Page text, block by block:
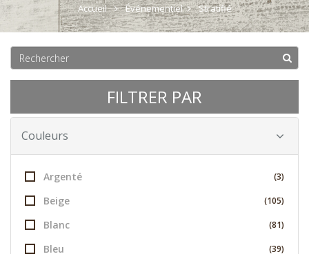
Accueil Événementiel Stratifié
FILTRER PAR
Couleurs
Argenté (3)
Beige (105)
Blanc (81)
Bleu (39)